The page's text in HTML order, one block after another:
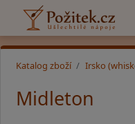
Katalog zboží Irsko
Midleton